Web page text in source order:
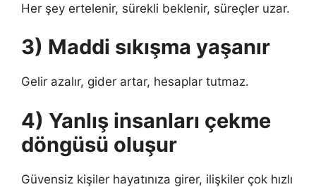
Her şey ertelenir, sürekli beklenir, süreçler uzar.
3) Maddi sıkışma yaşanır
Gelir azalır, gider artar, hesaplar tutmaz.
4) Yanlış insanları çekme
döngüsü oluşur
Güvensiz kişiler hayatınıza girer, ilişkiler çok hızlı